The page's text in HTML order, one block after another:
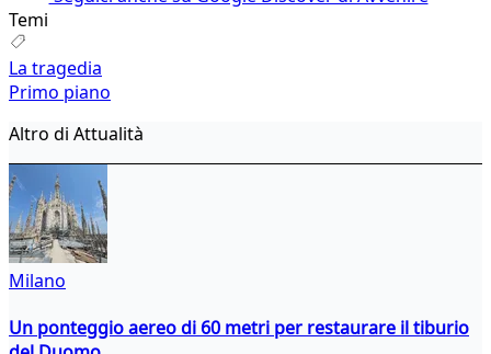
Temi
La tragedia
Primo piano
Altro di Attualità
Milano
Un ponteggio aereo di 60 metri per restaurare il tiburio